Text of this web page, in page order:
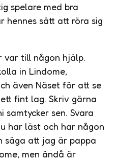
spelare med bra
hennes sätt att röra sig
var till någon hjälp.
in Lindome,
även Näset för att se
fint lag. Skriv gärna
samtycker sen. Svara
har läst och har någon
säga att jag är pappa
men ändå är